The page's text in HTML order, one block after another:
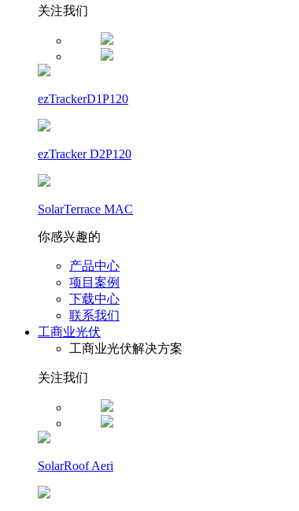
关注我们
ezTrackerD1P120
ezTracker D2P120
SolarTerrace MAC
你感兴趣的
产品中心
项目案例
下载中心
联系我们
工商业光伏
工商业光伏解决方案
关注我们
SolarRoof Aeri